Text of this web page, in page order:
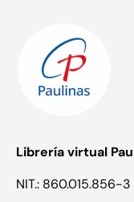
Librería virtual
NIT.: 860.015.856-3